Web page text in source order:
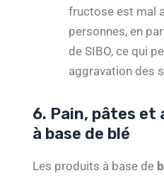
fructose est mal
personnes, en
de SIBO, ce qui
aggravation des
6. Pain, pâtes
à base de blé
Les produits à base de